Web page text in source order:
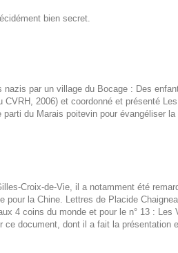
bien secret.
par un village du Bocage : Des
2006) et coordonné et présenté
du Marais poitevin pour évangéliser
Croix-de-Vie, il a notamment été
la Chine. Lettres de Placide
4 coins du monde et pour le n° 13 : Les
document, dont il a fait la